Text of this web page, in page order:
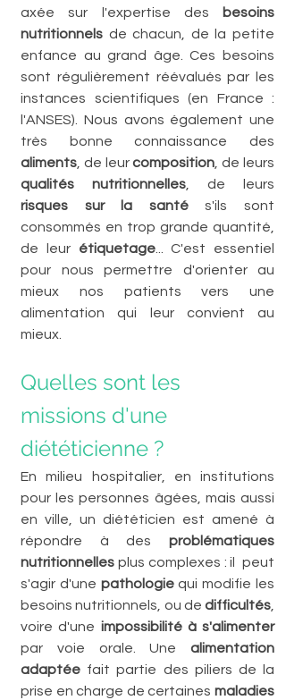
axée sur l'expertise des
besoins
nutritionnels de chacun, de la petite
enfance au grand âge. Ces besoins
sont régulièrement réévalués par les
instances scientifiques (en France :
l'ANSES). Nous avons également une
aliments , de leur composition
qualités nutritionnelles
risques sur la santé s'ils sont
consommés en trop grande quantité,
de leur étiquetage... C'est essentiel
pour nous permettre d'orienter au
mieux nos patients vers une
alimentation qui leur convient au
mieux.
Quelles sont les
missions d'une
diététicienne ?
En milieu hospitalier, en institutions
pour les personnes âgées, mais aussi
en ville, un diététicien est amené à
répondre à des problématiques
nutritionnelles plus complexes : il  peut
s'agir d'une pathologie qui modifie les
besoins nutritionnels, ou de difficultés
voire d'une impossibilité à s'alimenter
par voie orale. Une alimentation
adaptée fait partie des piliers de la
prise en charge de certaines maladies